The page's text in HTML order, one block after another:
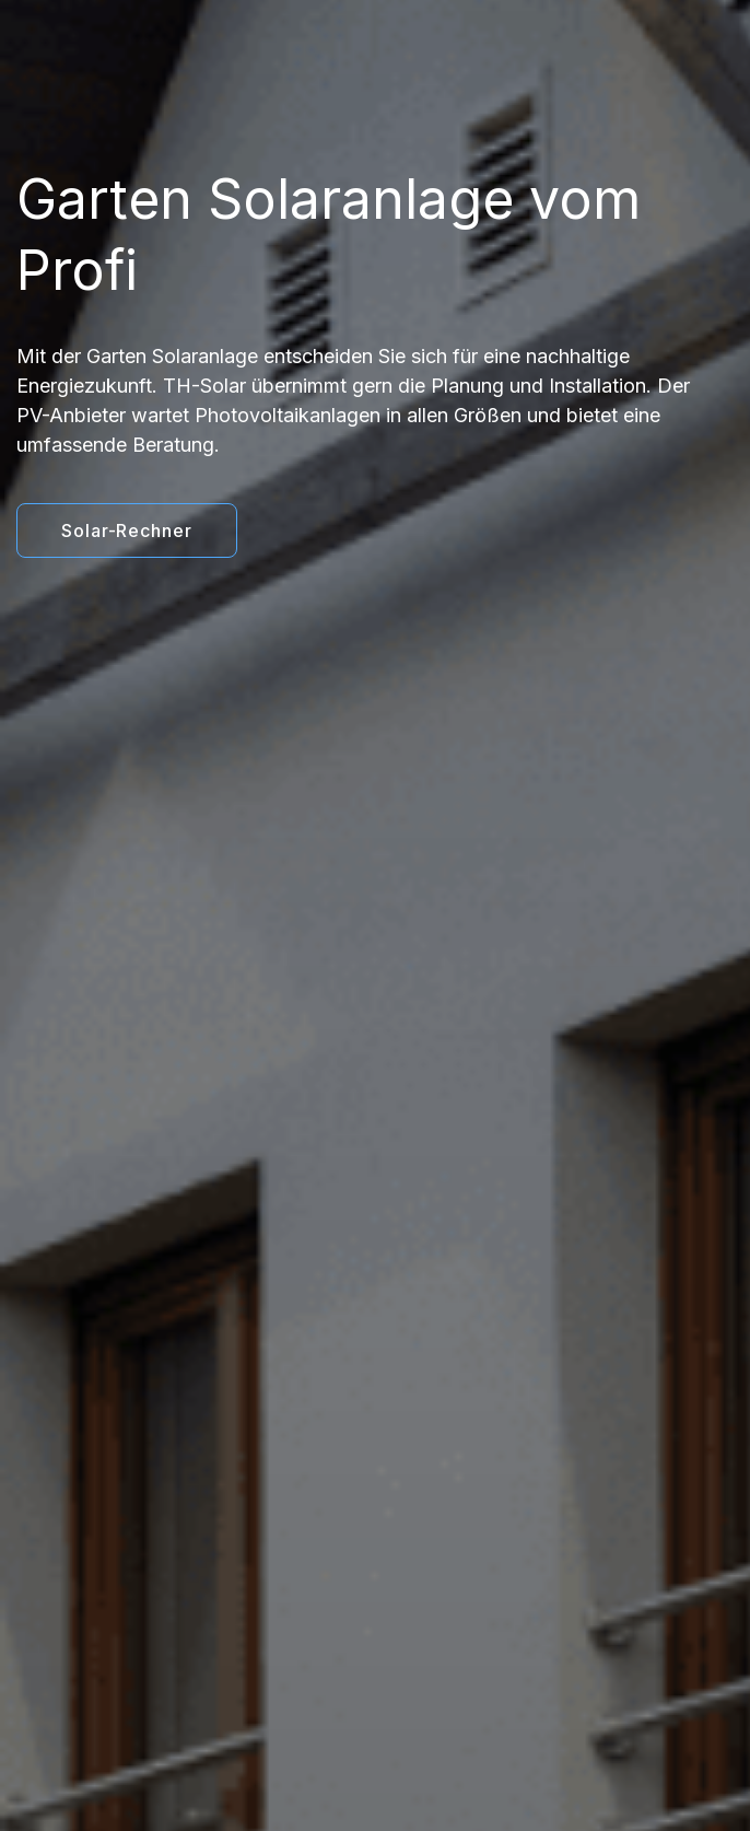
Garten Solaranlage vom
Profi
Mit der Garten Solaranlage entscheiden Sie sich für eine nachhaltige
Energiezukunft. TH-Solar übernimmt gern die Planung und Installation. Der
PV-Anbieter wartet Photovoltaikanlagen in allen Größen und bietet eine
umfassende Beratung.
Solar-Rechner